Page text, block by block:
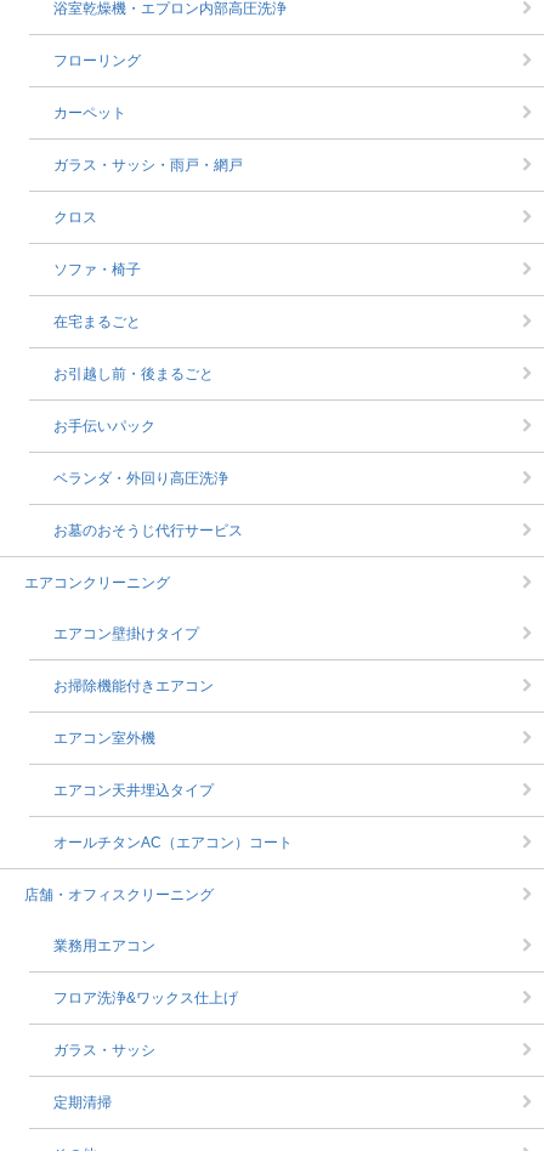
浴室乾燥機・エプロン内部高圧洗浄
フローリング
カーペット
ガラス・サッシ・雨戸・網戸
クロス
ソファ・椅子
在宅まるごと
お引越し前・後まるごと
お手伝いパック
ベランダ・外回り高圧洗浄
お墓のおそうじ代行サービス
エアコンクリーニング
エアコン壁掛けタイプ
お掃除機能付きエアコン
エアコン室外機
エアコン天井埋込タイプ
オールチタンAC（エアコン）コート
店舗・オフィスクリーニング
業務用エアコン
フロア洗浄&ワックス仕上げ
ガラス・サッシ
定期清掃